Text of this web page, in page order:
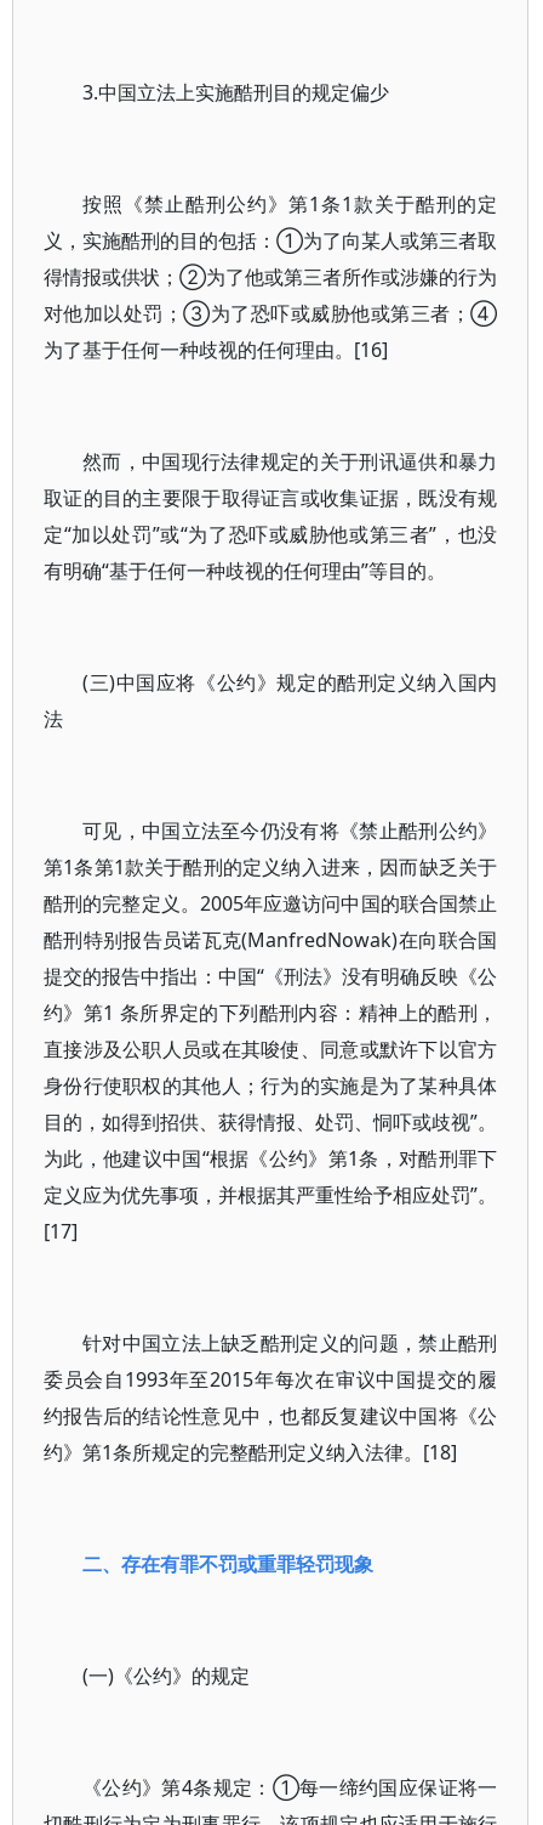
3.中国立法上实施酷刑目的规定偏少
按照《禁止酷刑公约》第1条1款关于酷刑的定
义，实施酷刑的目的包括：①为了向某人或第三者取
得情报或供状；②为了他或第三者所作或涉嫌的行为
对他加以处罚；③为了恐吓或威胁他或第三者；④
为了基于任何一种歧视的任何理由。[16]
然而，中国现行法律规定的关于刑讯逼供和暴力
取证的目的主要限于取得证言或收集证据，既没有规
定“加以处罚”或“为了恐吓或威胁他或第三者”，也没
有明确“基于任何一种歧视的任何理由”等目的。
(三)中国应将《公约》规定的酷刑定义纳入国内
法
可见，中国立法至今仍没有将《禁止酷刑公约》
第1条第1款关于酷刑的定义纳入进来，因而缺乏关于
酷刑的完整定义。2005年应邀访问中国的联合国禁止
酷刑特别报告员诺瓦克(ManfredNowak)在向联合国
提交的报告中指出：中国“《刑法》没有明确反映《公
约》第1 条所界定的下列酷刑内容：精神上的酷刑，
直接涉及公职人员或在其唆使、同意或默许下以官方
身份行使职权的其他人；行为的实施是为了某种具体
目的，如得到招供、获得情报、处罚、恫吓或歧视”。
为此，他建议中国“根据《公约》第1条，对酷刑罪下
定义应为优先事项，并根据其严重性给予相应处罚”。
[17]
针对中国立法上缺乏酷刑定义的问题，禁止酷刑
委员会自1993年至2015年每次在审议中国提交的履
约报告后的结论性意见中，也都反复建议中国将《公
约》第1条所规定的完整酷刑定义纳入法律。[18]
二、存在有罪不罚或重罪轻罚现象
(一)《公约》的规定
《公约》第4条规定：①每一缔约国应保证将一